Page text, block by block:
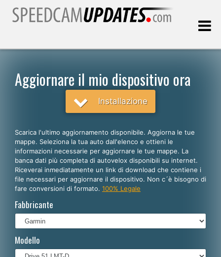
Italiano
English
Español
Deutsch
Polski
Aggiornare il mio dispositivo ora
Installazione
Scarica l'ultimo aggiornamento disponibile. Aggiorna le tue
mappe. Seleziona la tua auto dall'elenco e ottieni le
informazioni necessarie per aggiornare le tue mappe. La
banca dati più completa di autovelox disponibili su internet.
Riceverai inmediatamente un link di download che contiene i
file necessari per aggiornare il dispositivo. Non c´è bisogno di
fare conversioni di formato. 100% Legale
Fabbricante
Modello